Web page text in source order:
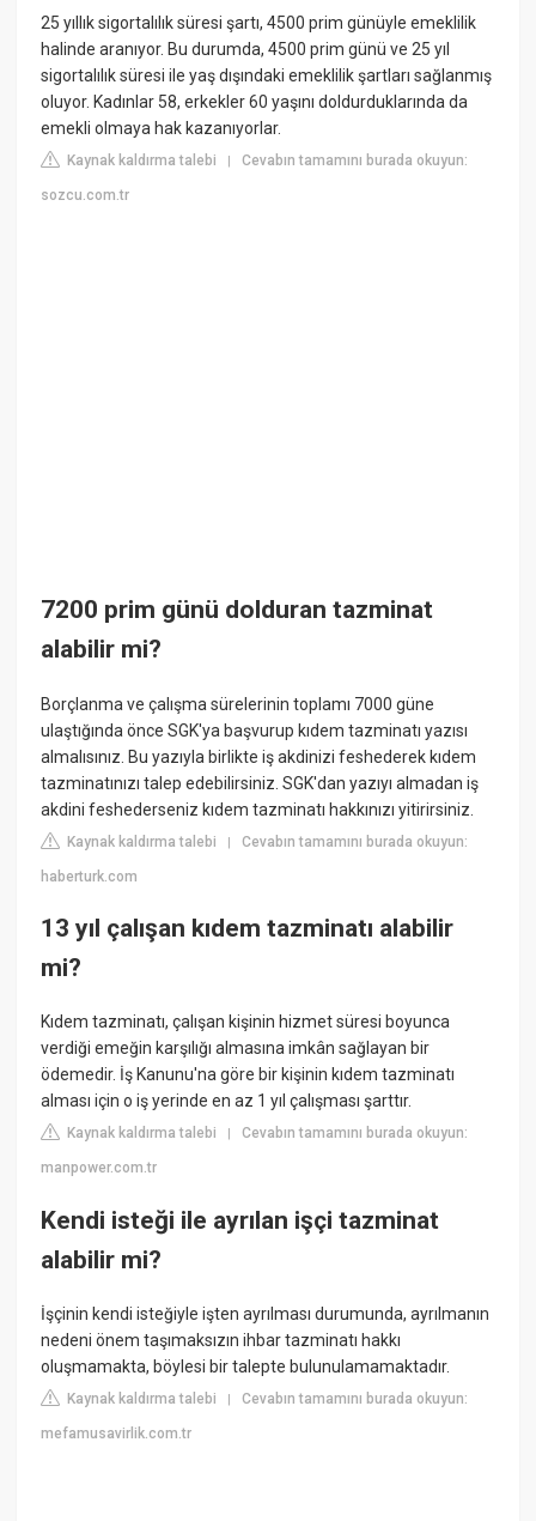
25 yıllık sigortalılık süresi şartı, 4500 prim günüyle emeklilik
halinde aranıyor. Bu durumda, 4500 prim günü ve 25 yıl
sigortalılık süresi ile yaş dışındaki emeklilik şartları sağlanmış
oluyor. Kadınlar 58, erkekler 60 yaşını doldurduklarında da
emekli olmaya hak kazanıyorlar.
Kaynak kaldırma talebi |Cevabın tamamını burada okuyun:
sozcu.com.tr
7200 prim günü dolduran tazminat
alabilir mi?
Borçlanma ve çalışma sürelerinin toplamı 7000 güne
ulaştığında önce SGK'ya başvurup kıdem tazminatı yazısı
almalısınız. Bu yazıyla birlikte iş akdinizi feshederek kıdem
tazminatınızı talep edebilirsiniz. SGK'dan yazıyı almadan iş
akdini feshederseniz kıdem tazminatı hakkınızı yitirirsiniz.
Kaynak kaldırma talebi |Cevabın tamamını burada okuyun:
haberturk.com
13 yıl çalışan kıdem tazminatı alabilir
mi?
Kıdem tazminatı, çalışan kişinin hizmet süresi boyunca
verdiği emeğin karşılığı almasına imkân sağlayan bir
ödemedir. İş Kanunu'na göre bir kişinin kıdem tazminatı
alması için o iş yerinde en az 1 yıl çalışması şarttır.
Kaynak kaldırma talebi |Cevabın tamamını burada okuyun:
manpower.com.tr
Kendi isteği ile ayrılan işçi tazminat
alabilir mi?
İşçinin kendi isteğiyle işten ayrılması durumunda, ayrılmanın
nedeni önem taşımaksızın ihbar tazminatı hakkı
oluşmamakta, böylesi bir talepte bulunulamamaktadır.
Kaynak kaldırma talebi |Cevabın tamamını burada okuyun:
mefamusavirlik.com.tr